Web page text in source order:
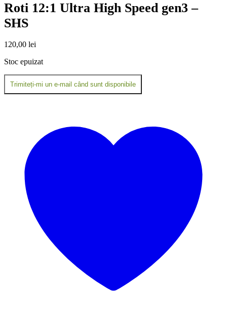
Roti 12:1 Ultra High Speed gen3 –
SHS
120,00 lei
Stoc epuizat
Trimiteți-mi un e-mail când sunt disponibile